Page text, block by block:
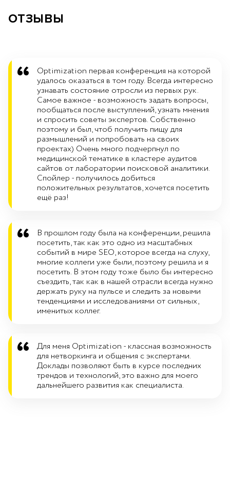
ОТЗЫВЫ
Optimization первая конференция на которой
удалось оказаться в том году. Всегда интересно
узнавать состояние отросли из первых рук.
Самое важное - возможность задать вопросы,
пообщаться после выступлений, узнать мнения
и спросить советы экспертов. Собственно
поэтому и был, чтоб получить пищу для
размышлений и попробовать на своих
проектах) Очень много подчерпнул по
медицинской тематике в кластере аудитов
сайтов от лаборатории поисковой аналитики.
Спойлер - получилось добиться
положительных результатов, хочется посетить
ещё раз!
В прошлом году была на конференции, решила
посетить, так как это одно из масштабных
событий в мире SEO, которое всегда на слуху,
многие коллеги уже были, поэтому решила и я
посетить. В этом году тоже было бы интересно
съездить, так как в нашей отрасли всегда нужно
держать руку на пульсе и следить за новыми
тенденциями и исследованиями от сильных,
именитых коллег.
Для меня Optimization - классная возможность
для нетворкинга и общения с экспертами.
Доклады позволяют быть в курсе последних
трендов и технологий, это важно для моего
дальнейшего развития как специалиста.